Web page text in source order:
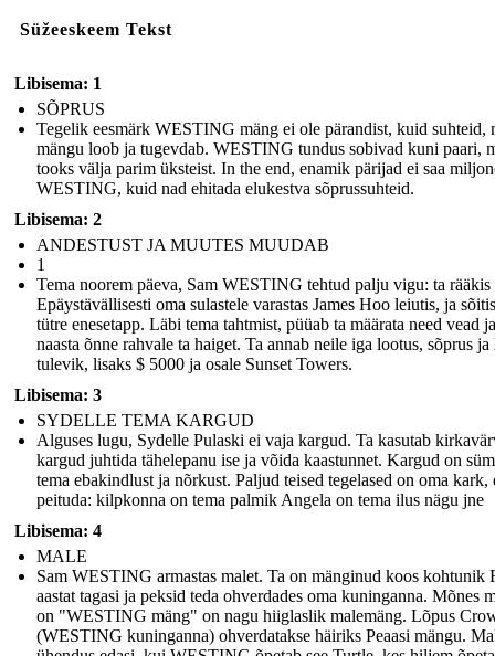
Süžeeskeem Tekst
Libisema: 1
SÕPRUS
Tegelik eesmärk WESTING mäng ei ole pärandist, kuid suhteid,
mängu loob ja tugevdab. WESTING tundus sobivad kuni paari,
tooks välja parim üksteist. In the end, enamik pärijad ei saa
WESTING, kuid nad ehitada elukestva sõprussuhteid.
Libisema: 2
ANDESTUST JA MUUTES MUUDAB
1
Tema noorem päeva, Sam WESTING tehtud palju vigu: ta rääkis
Epäystävällisesti oma sulastele varastas James Hoo leiutis, ja
tütre enesetapp. Läbi tema tahtmist, püüab ta määrata need vead ja
naasta õnne rahvale ta haiget. Ta annab neile iga lootus, sõprus ja
tulevik, lisaks $ 5000 ja osale Sunset Towers.
Libisema: 3
SYDELLE TEMA KARGUD
Alguses lugu, Sydelle Pulaski ei vaja kargud. Ta kasutab
kargud juhtida tähelepanu ise ja võida kaastunnet. Kargud on
tema ebakindlust ja nõrkust. Paljud teised tegelased on oma kark,
peituda: kilpkonna on tema palmik Angela on tema ilus nägu jne
Libisema: 4
MALE
Sam WESTING armastas malet. Ta on mänginud koos kohtunik
aastat tagasi ja peksid teda ohverdades oma kuninganna. Mõnes
on "WESTING mäng" on nagu hiiglaslik malemäng. Lõpus
(WESTING kuninganna) ohverdatakse häiriks Peaasi mängu.